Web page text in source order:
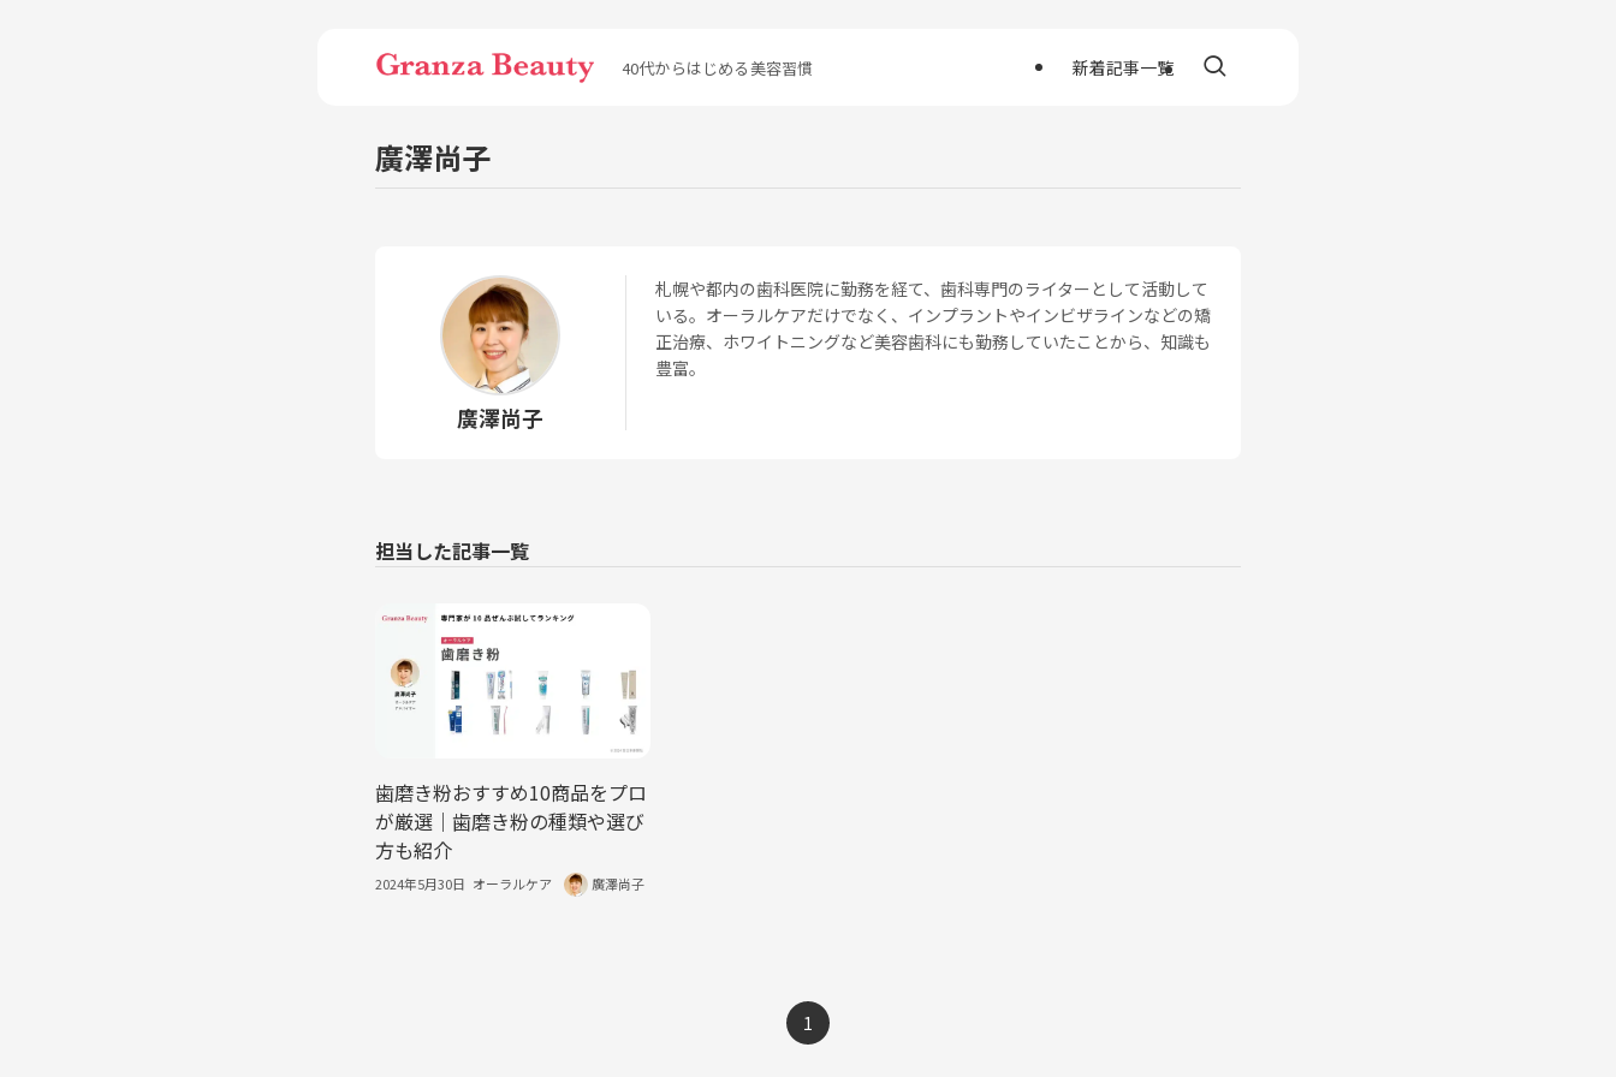
40代からはじめる美容習慣 新着記事一覧
廣澤尚子
廣澤尚子
札幌や都内の歯科医院に勤務を経て、歯科専門のライターとして活動して
いる。オーラルケアだけでなく、インプラントやインビザラインなどの矯
正治療、ホワイトニングなど美容歯科にも勤務していたことから、知識も
豊富。
歯磨き粉おすすめ10商品をプロ
が厳選｜歯磨き粉の種類や選び
方も紹介
2024年5月30日 オーラルケア 廣澤尚子
1